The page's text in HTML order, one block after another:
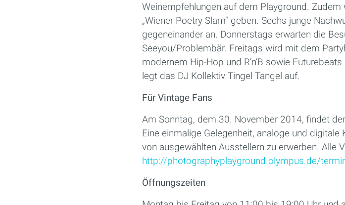
Weinempfehlungen auf dem Playground.
„Wiener Poetry Slam“ geben. Sechs junge
gegeneinander an. Donnerstags erwarten die
Seeyou/Problembär. Freitags wird mit dem
modernem Hip-Hop und R’n’B sowie
legt das DJ Kollektiv Tingel Tangel auf.
Für Vintage Fans
Am Sonntag, dem 30. November 2014, findet
Eine einmalige Gelegenheit, analoge und
von ausgewählten Ausstellern zu erwerben. Alle
http://photographyplayground.olympus.de/
Öffnungszeiten